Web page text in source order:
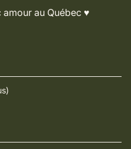
au Québec ♥️